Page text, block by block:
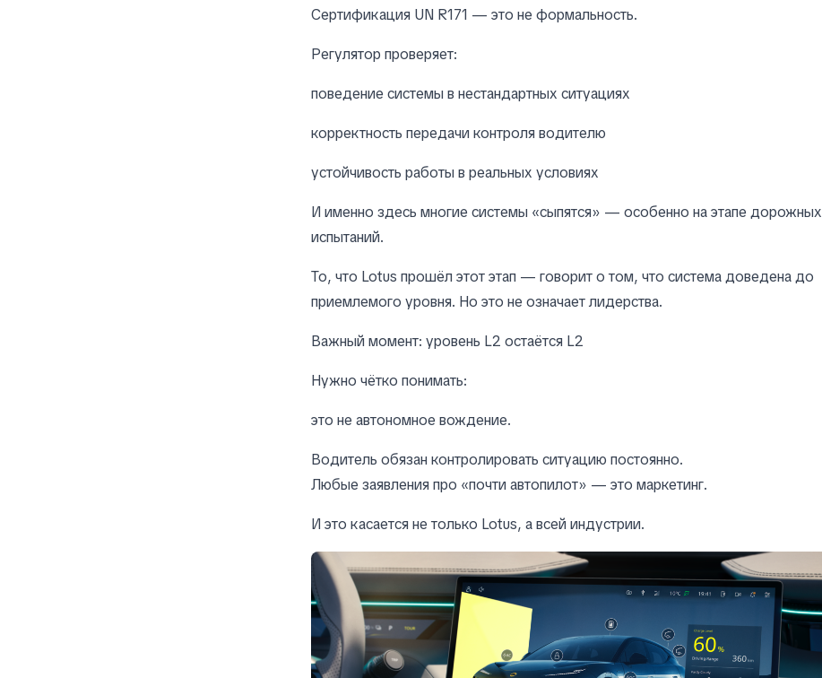
Сертификация UN R171 — это не формальность.
Регулятор проверяет:
поведение системы в нестандартных ситуациях
корректность передачи контроля водителю
устойчивость работы в реальных условиях
И именно здесь многие системы «сыпятся» — особенно на этапе дорожных
испытаний.
То, что Lotus прошёл этот этап — говорит о том, что система доведена до
приемлемого уровня. Но это не означает лидерства.
Важный момент: уровень L2 остаётся L2
Нужно чётко понимать:
это не автономное вождение.
Водитель обязан контролировать ситуацию постоянно.
Любые заявления про «почти автопилот» — это маркетинг.
И это касается не только Lotus, а всей индустрии.